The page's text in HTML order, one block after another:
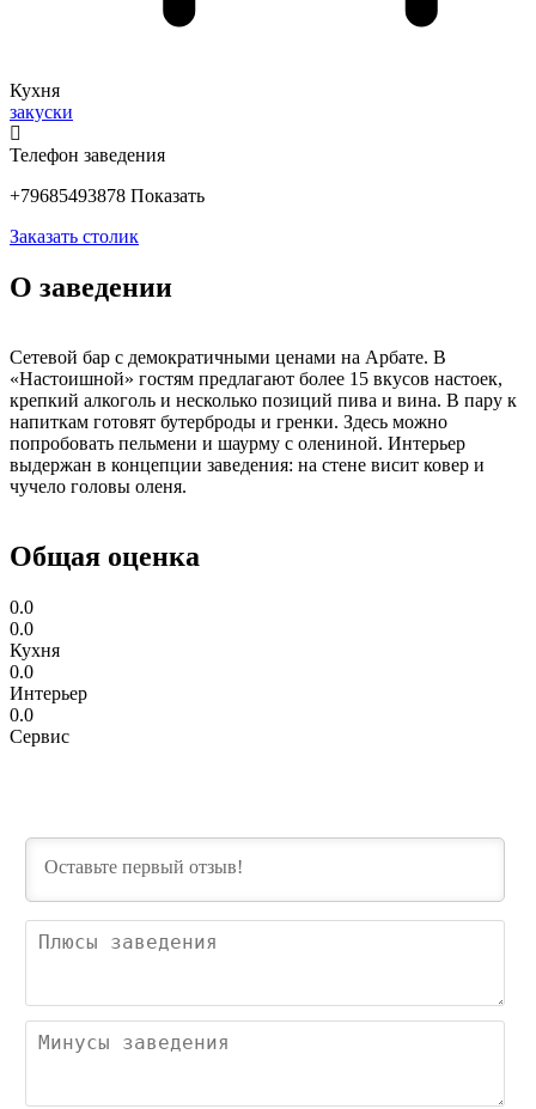
Кухня
закуски
Телефон заведения
+79685493878 Показать
Заказать столик
О заведении
Сетевой бар с демократичными ценами на Арбате. В
«Настоишной» гостям предлагают более 15 вкусов настоек,
крепкий алкоголь и несколько позиций пива и вина. В пару к
напиткам готовят бутерброды и гренки. Здесь можно
попробовать пельмени и шаурму с олениной. Интерьер
выдержан в концепции заведения: на стене висит ковер и
чучело головы оленя.
Общая оценка
0.0
0.0
Кухня
0.0
Интерьер
0.0
Сервис